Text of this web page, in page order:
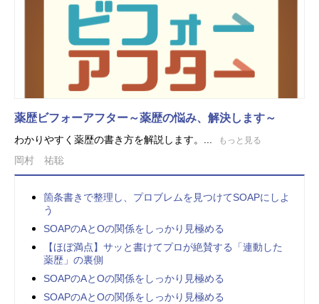
薬歴ビフォーアフター～薬歴の悩み、解決します～
わかりやすく薬歴の書き方を解説します。... もっと見る
岡村 祐聡
箇条書きで整理し、プロブレムを見つけてSOAPにしよ
う
SOAPのAとOの関係をしっかり見極める
【ほぼ満点】サッと書けてプロが絶賛する「連動した
薬歴」の裏側
SOAPのAとOの関係をしっかり見極める
SOAPのAとOの関係をしっかり見極める